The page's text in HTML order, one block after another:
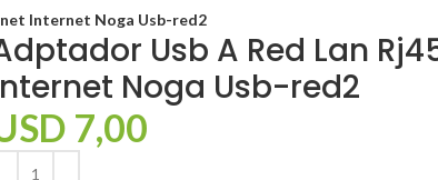
Internet Noga Usb-red2
Usb A Red Lan
Noga Usb-red2
7,00